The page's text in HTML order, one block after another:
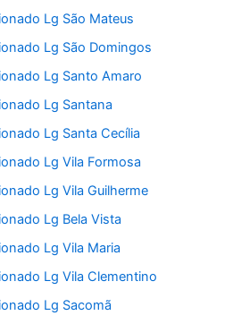
Lg São Mateus
Lg São Domingos
Lg Santo Amaro
Lg Santana
Lg Santa Cecília
Lg Vila Formosa
Lg Vila Guilherme
Lg Bela Vista
Lg Vila Maria
Lg Vila Clementino
Lg Sacomã